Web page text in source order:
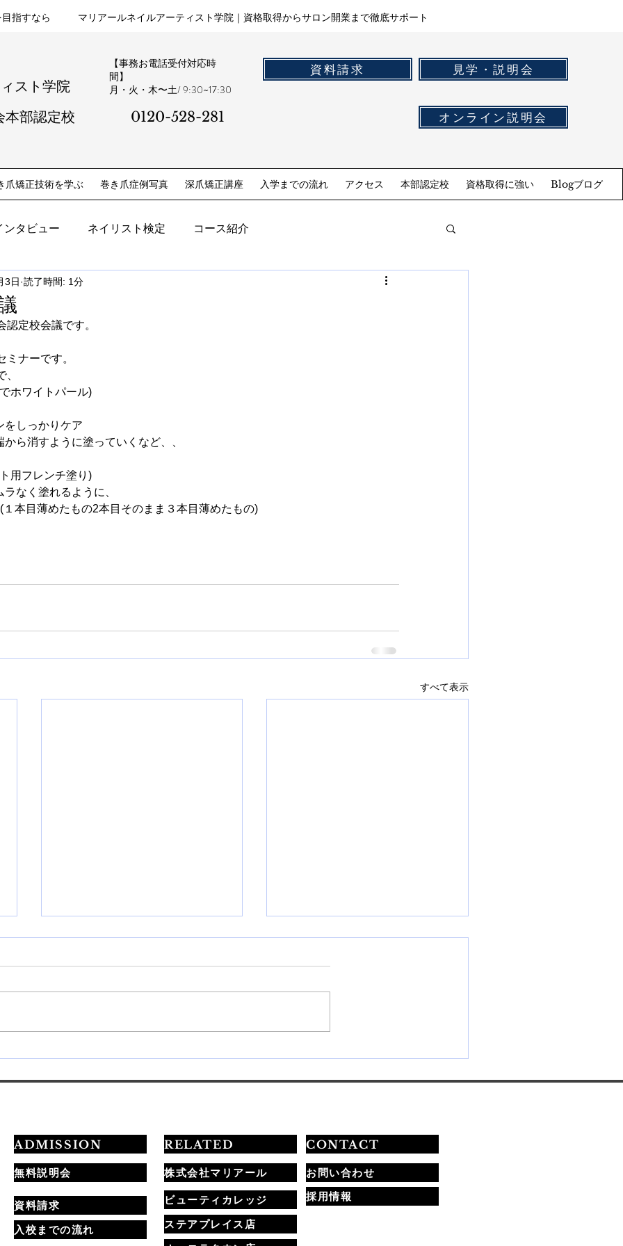
指すなら マリアールネイルアーティスト学院｜資格取得からサロン開業まで徹底サポート
スト学院
本部認定校
【事務お電話受付対応時
間】
​月・火・木〜土/ 9:30~17:30
0120-528-281​
資料請求 見学・説明会
オンライン説明会
爪矯正技術を学ぶ 巻き爪症例写真 深爪矯正講座 入学までの流れ アクセス 本部認定校 資格取得に強い Blogブログ
ンタビュー ネイリスト検定 コース紹介
3日 読了時間: 1分
定校会議です。
ナーです。
ホワイトパール)
をしっかりケア
ら消すように塗っていくなど、、
用フレンチ塗り)
なく塗れるように、
本目薄めたもの2本目そのまま３本目薄めたもの)
すべて表示
ADMISSION
無料説明会
資料請求
入校までの流れ
RELATED CONTACT
株式会社マリアール お問い合わせ
ビューティカレッジ 採用情報
ステアプレイス店